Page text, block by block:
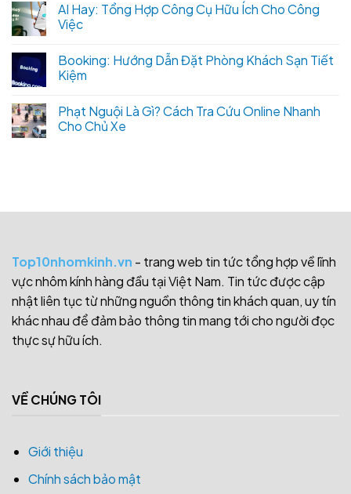
AI Hay: Tổng Hợp Công Cụ Hữu Ích Cho Công
Việc
Booking: Hướng Dẫn Đặt Phòng Khách Sạn Tiết
Kiệm
Phạt Nguội Là Gì? Cách Tra Cứu Online Nhanh
Cho Chủ Xe
Top10nhomkinh.vn - trang web tin tức tổng hợp về lĩnh
vực nhôm kính hàng đầu tại Việt Nam. Tin tức được cập
nhật liên tục từ những nguồn thông tin khách quan, uy tín
khác nhau để đảm bảo thông tin mang tới cho người đọc
thực sự hữu ích.
VỀ CHÚNG TÔI
Giới thiệu
Chính sách bảo mật